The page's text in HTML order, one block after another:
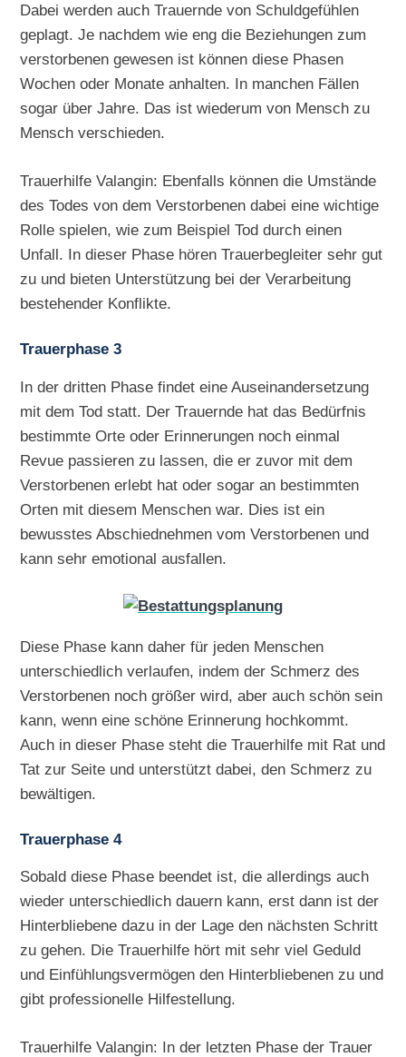
Dabei werden auch Trauernde von Schuldgefühlen
geplagt. Je nachdem wie eng die Beziehungen zum
verstorbenen gewesen ist können diese Phasen
Wochen oder Monate anhalten. In manchen Fällen
sogar über Jahre. Das ist wiederum von Mensch zu
Mensch verschieden.
Trauerhilfe Valangin: Ebenfalls können die Umstände
des Todes von dem Verstorbenen dabei eine wichtige
Rolle spielen, wie zum Beispiel Tod durch einen
Unfall. In dieser Phase hören Trauerbegleiter sehr gut
zu und bieten Unterstützung bei der Verarbeitung
bestehender Konflikte.
Trauerphase 3
In der dritten Phase findet eine Auseinandersetzung
mit dem Tod statt. Der Trauernde hat das Bedürfnis
bestimmte Orte oder Erinnerungen noch einmal
Revue passieren zu lassen, die er zuvor mit dem
Verstorbenen erlebt hat oder sogar an bestimmten
Orten mit diesem Menschen war. Dies ist ein
bewusstes Abschiednehmen vom Verstorbenen und
kann sehr emotional ausfallen.
Diese Phase kann daher für jeden Menschen
unterschiedlich verlaufen, indem der Schmerz des
Verstorbenen noch größer wird, aber auch schön sein
kann, wenn eine schöne Erinnerung hochkommt.
Auch in dieser Phase steht die Trauerhilfe mit Rat und
Tat zur Seite und unterstützt dabei, den Schmerz zu
bewältigen.
Trauerphase 4
Sobald diese Phase beendet ist, die allerdings auch
wieder unterschiedlich dauern kann, erst dann ist der
Hinterbliebene dazu in der Lage den nächsten Schritt
zu gehen. Die Trauerhilfe hört mit sehr viel Geduld
und Einfühlungsvermögen den Hinterbliebenen zu und
gibt professionelle Hilfestellung.
Trauerhilfe Valangin: In der letzten Phase der Trauer